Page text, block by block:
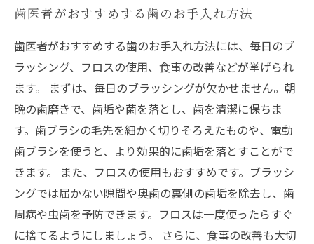
歯医者がおすすめする歯のお手入れ方法
歯医者がおすすめする歯のお手入れ方法には、毎日のブ
ラッシング、フロスの使用、食事の改善などが挙げられ
ます。 まずは、毎日のブラッシングが欠かせません。朝
晩の歯磨きで、歯垢や菌を落とし、歯を清潔に保ちま
す。歯ブラシの毛先を細かく切りそろえたものや、電動
歯ブラシを使うと、より効果的に歯垢を落とすことがで
きます。 また、フロスの使用もおすすめです。ブラッシ
ングでは届かない隙間や奥歯の裏側の歯垢を除去し、歯
周病や虫歯を予防できます。フロスは一度使ったらすぐ
に捨てるようにしましょう。 さらに、食事の改善も大切